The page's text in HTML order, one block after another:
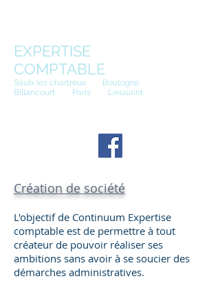
EXPERTISE
COMPTABLE
Saulx les chartreux
Boulogne
Billancourt
Paris Lieusaint
Création de société
L'objectif de Continuum Expertise
comptable est de permettre à tout
créateur de pouvoir réaliser ses
ambitions sans avoir à se soucier des
démarches administratives.